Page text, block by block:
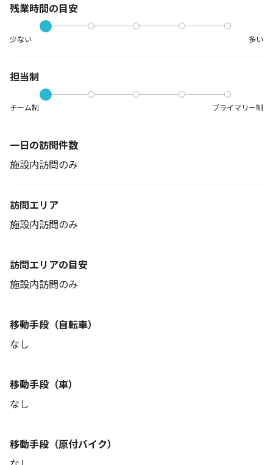
残業時間の目安
少ない 多い
担当制
チーム制 プライマリー制
一日の訪問件数
施設内訪問のみ
訪問エリア
施設内訪問のみ
訪問エリアの目安
施設内訪問のみ
移動手段 （自転車）
なし
移動手段（車）
なし
移動手段 （原付バイク）